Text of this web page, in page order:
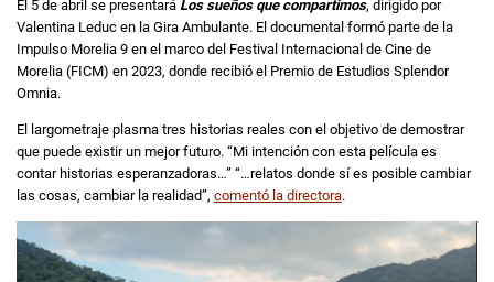
El 5 de abril se presentará Los sueños que compartimos, dirigido por
Valentina Leduc en la Gira Ambulante. El documental formó parte de la
Impulso Morelia 9 en el marco del Festival Internacional de Cine de
Morelia (FICM) en 2023, donde recibió el Premio de Estudios Splendor
Omnia.
El largometraje plasma tres historias reales con el objetivo de demostrar
que puede existir un mejor futuro. “Mi intención con esta película es
contar historias esperanzadoras…” “…relatos donde sí es posible cambiar
las cosas, cambiar la realidad”, comentó la directora.